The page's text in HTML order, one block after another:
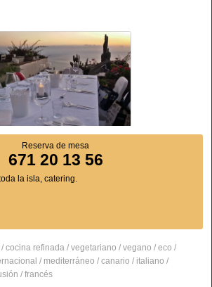
Reserva de mesa
671 20 13 56
la isla, catering.
cocina refinada / vegetariano / vegano / eco /
/ mediterráneo / canario / italiano /
/ francés